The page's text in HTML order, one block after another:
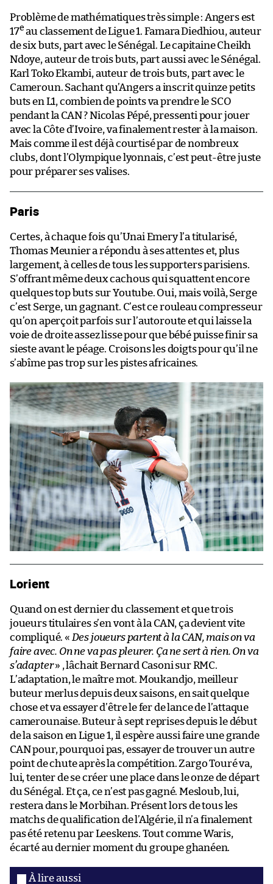
Problème de mathématiques très simple : Angers est
17e au classement de Ligue 1. Famara Diedhiou, auteur
de six buts, part avec le Sénégal. Le capitaine Cheikh
Ndoye, auteur de trois buts, part aussi avec le Sénégal.
Karl Toko Ekambi, auteur de trois buts, part avec le
Cameroun. Sachant qu’Angers a inscrit quinze petits
buts en L1, combien de points va prendre le SCO
pendant la CAN ? Nicolas Pépé, pressenti pour jouer
avec la Côte d’Ivoire, va finalement rester à la maison.
Mais comme il est déjà courtisé par de nombreux
clubs, dont l’Olympique lyonnais, c’est peut-être juste
pour préparer ses valises.
Paris
Certes, à chaque fois qu’Unai Emery l’a titularisé,
Thomas Meunier a répondu à ses attentes et, plus
largement, à celles de tous les supporters parisiens.
S’offrant même deux cachous qui squattent encore
quelques top buts sur Youtube. Oui, mais voilà, Serge
c’est Serge, un gagnant. C’est ce rouleau compresseur
qu’on aperçoit parfois sur l’autoroute et qui laisse la
voie de droite assez lisse pour que bébé puisse finir sa
sieste avant le péage. Croisons les doigts pour qu’il ne
s’abîme pas trop sur les pistes africaines.
Lorient
Quand on est dernier du classement et que trois
joueurs titulaires s’en vont à la CAN, ça devient vite
compliqué. « Des joueurs partent à la CAN, mais on va
faire avec. On ne va pas pleurer. Ça ne sert à rien. On va
s’adapter» , lâchait Bernard Casoni sur RMC.
L’adaptation, le maître mot. Moukandjo, meilleur
buteur merlus depuis deux saisons, en sait quelque
chose et va essayer d’être le fer de lance de l’attaque
camerounaise. Buteur à sept reprises depuis le début
de la saison en Ligue 1, il espère aussi faire une grande
CAN pour, pourquoi pas, essayer de trouver un autre
point de chute après la compétition. Zargo Touré va,
lui, tenter de se créer une place dans le onze de départ
du Sénégal. Et ça, ce n’est pas gagné. Mesloub, lui,
restera dans le Morbihan. Présent lors de tous les
matchs de qualification de l’Algérie, il n’a finalement
pas été retenu par Leeskens. Tout comme Waris,
écarté au dernier moment du groupe ghanéen.